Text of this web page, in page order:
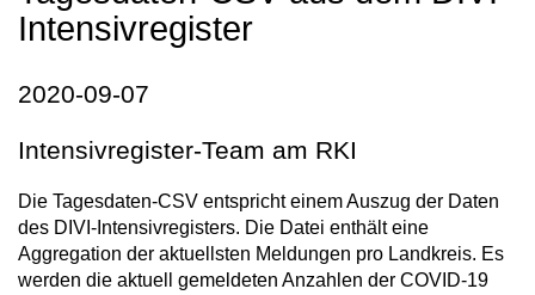
Intensivregister
2020-09-07
Intensivregister-Team am RKI
Die Tagesdaten-CSV entspricht einem Auszug der Daten
des DIVI-Intensivregisters. Die Datei enthält eine
Aggregation der aktuellsten Meldungen pro Landkreis. Es
werden die aktuell gemeldeten Anzahlen der COVID-19